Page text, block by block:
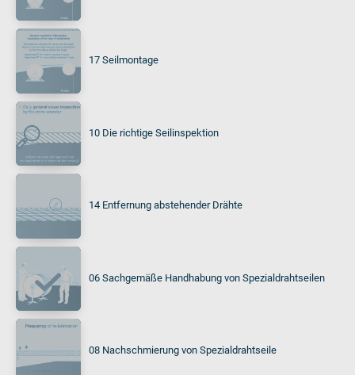
17 Seilmontage
10 Die richtige Seilinspektion
14 Entfernung abstehender Drähte
06 Sachgemäße Handhabung von Spezialdrahtseilen
08 Nachschmierung von Spezialdrahtseile